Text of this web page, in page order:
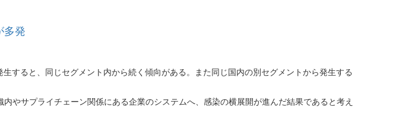
多発
すると、同じセグメント内から続く傾向がある。また同じ国内の別セグメントから発生する
やサプライチェーン関係にある企業のシステムへ、感染の横展開が進んだ結果であると考え